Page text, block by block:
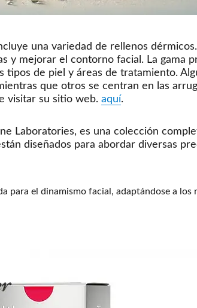
una variedad de rellenos
y mejorar el contorno facial. La gama
de piel y áreas de tratamiento.
que otros se centran en las
visitar su sitio web. aquí.
Laboratories, es una colección
diseñados para abordar diversas
para el dinamismo facial, adaptándose a